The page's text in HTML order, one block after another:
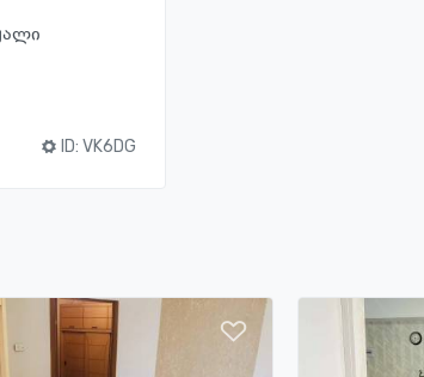
ID: VK6DG